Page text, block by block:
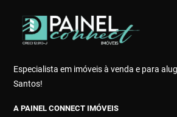
Especialista em imóveis à venda e para
Santos!
A PAINEL CONNECT IMÓVEIS